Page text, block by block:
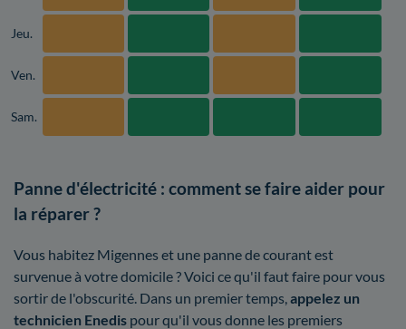
Jeu.
Ven.
Sam.
Panne d'électricité : comment se faire aider pour
la réparer ?
Vous habitez Migennes et une panne de courant est
survenue à votre domicile ? Voici ce qu'il faut faire pour vous
sortir de l'obscurité. Dans un premier temps, appelez un
technicien Enedis pour qu'il vous donne les premiers